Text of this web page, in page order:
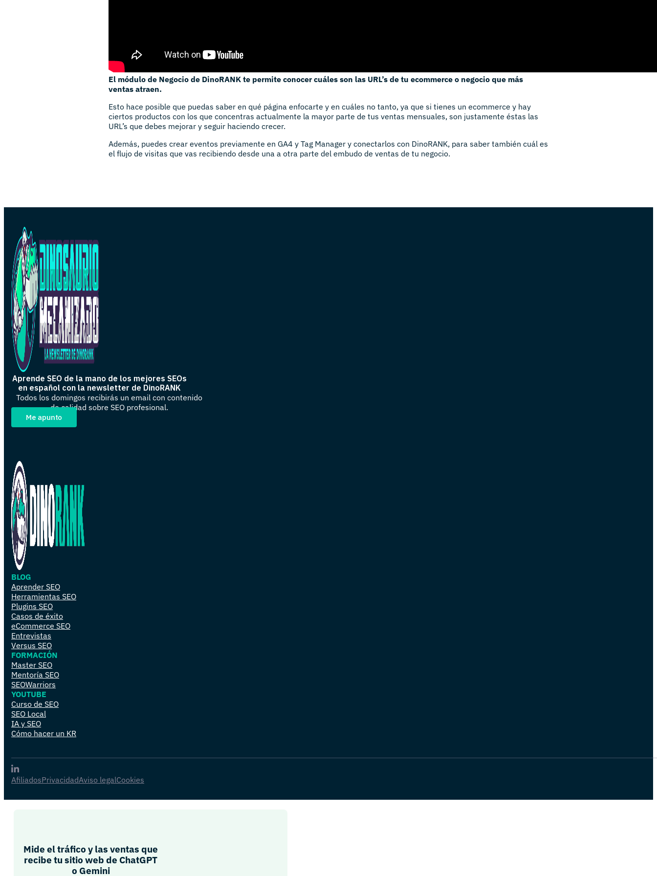
El módulo de Negocio de DinoRANK te permite conocer cuáles son las URL’s de tu ecommerce o negocio que más
ventas atraen.
Esto hace posible que puedas saber en qué página enfocarte y en cuáles no tanto, ya que si tienes un ecommerce y hay
ciertos productos con los que concentras actualmente la mayor parte de tus ventas mensuales, son justamente éstas las
URL’s que debes mejorar y seguir haciendo crecer.
Además, puedes crear eventos previamente en GA4 y Tag Manager y conectarlos con DinoRANK, para saber también cuál es
el flujo de visitas que vas recibiendo desde una a otra parte del embudo de ventas de tu negocio.
Aprende SEO de la mano de los mejores SEOs
en español con la newsletter de DinoRANK
Todos los domingos recibirás un email con contenido
de calidad sobre SEO profesional.
Me apunto
BLOG
Aprender SEO
Herramientas SEO
Plugins SEO
Casos de éxito
eCommerce SEO
Entrevistas
Versus SEO
FORMACIÓN
Master SEO
Mentoría SEO
SEOWarriors
YOUTUBE
Curso de SEO
SEO Local
IA y SEO
Cómo hacer un KR
AfiliadosPrivacidadAviso legalCookies
Mide el tráfico y las ventas que
recibe tu sitio web de ChatGPT
o Gemini​